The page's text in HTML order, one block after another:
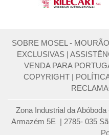
SOBRE MOSEL -
EXCLUSIVAS |
VENDA PARA
COPYRIGHT |
Zona Industrial da
Armazém 5E | 2785- 035